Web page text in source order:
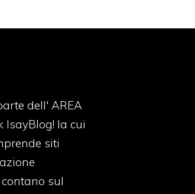
dell' AREA
IsayBlog! la cui
siti
sul